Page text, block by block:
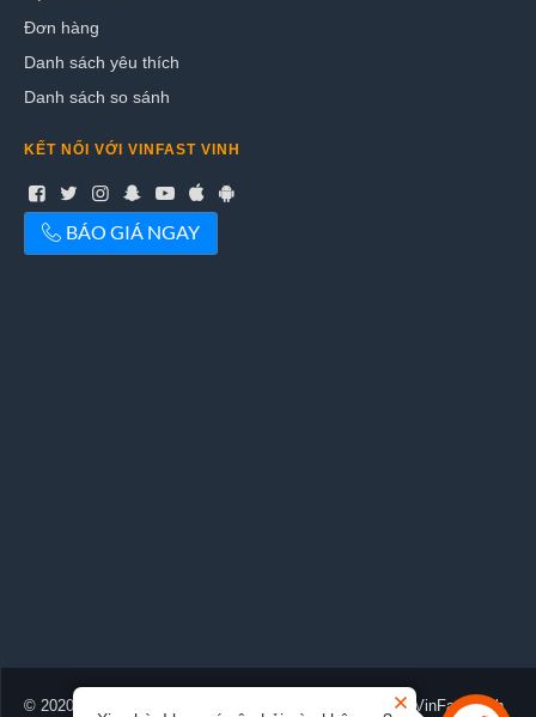
Đơn hàng
Danh sách yêu thích
Danh sách so sánh
KẾT NỐI VỚI VINFAST VINH
BÁO GIÁ NGAY
© 2020-2026 Vinfastvinh.net.vn™. Được cung cấp bởi VinFast Vinh